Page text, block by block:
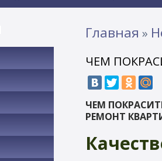
Главная »
ЧЕМ
ЧЕМ
РЕМОНТ